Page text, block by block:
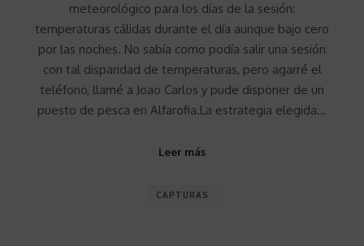
meteorológico para los días de la sesión:
temperaturas cálidas durante el día aunque bajo cero
por las noches. No sabía como podía salir una sesión
con tal disparidad de temperaturas, pero agarré el
teléfono, llamé a Joao Carlos y pude disponer de un
puesto de pesca en Alfarofia.La estrategia elegida…
Leer más
CAPTURAS